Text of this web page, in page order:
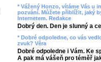
* Vážený Honzo, vítáme Vás u
pozvání. Můžete přiblížit, jaký
Internetem. Redakce
Dobrý den. Den je slunný a
* Dobré odpoledne, co vás
zvuk? Věra
Dobré odpoledne i Vám. Ke
A pak má vášeň pro téměř